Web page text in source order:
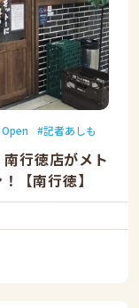
記者あしも
南行徳店がメト
【南行徳】